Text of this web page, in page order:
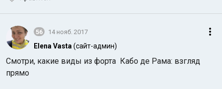
56 14 нояб. 2017
Elena Vasta (сайт-админ)
Смотри, какие виды из форта Кабо де Рама: взгляд
прямо